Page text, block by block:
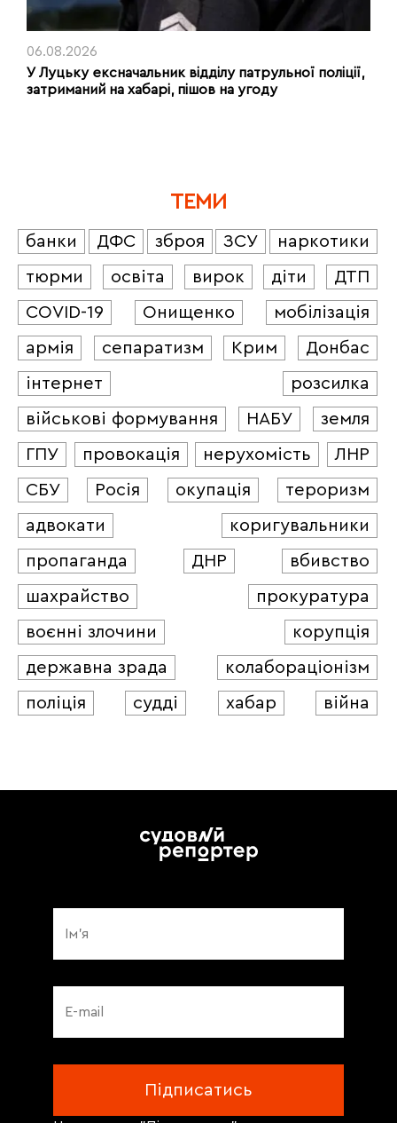
06.08.2026
У Луцьку ексначальник відділу патрульної поліції,
затриманий на хабарі, пішов на угоду
ТЕМИ
банки ДФС зброя ЗСУ
наркотики
тюрми
освіта вирок діти
ДТП
COVID-19
Онищенко
мобілізація
армія
сепаратизм Крим
Донбас
інтернет
розсилка
військові формування
НАБУ
земля
ГПУ
провокація нерухомість
ЛНР
СБУ
Росія окупація
тероризм
адвокати
коригувальники
пропаганда
ДНР
вбивство
шахрайство
прокуратура
воєнні злочини
корупція
державна зрада
колабораціонізм
поліція
судді хабар війна